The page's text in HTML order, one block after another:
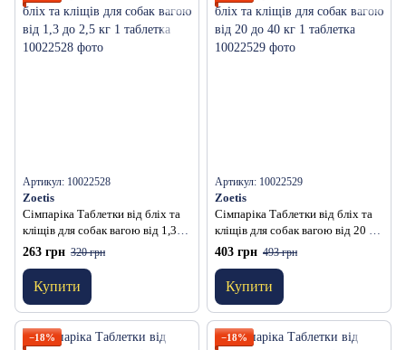
Артикул: 10022528
Zoetis
Сімпаріка Таблетки від бліх та
кліщів для собак вагою від 1,3
до 2,5 кг 1 таблетка
263 грн 320 грн
Купити
Артикул: 10022529
Zoetis
Сімпаріка Таблетки від бліх та
кліщів для собак вагою від 20 до
40 кг 1 таблетка
403 грн 493 грн
Купити
−18% −18%